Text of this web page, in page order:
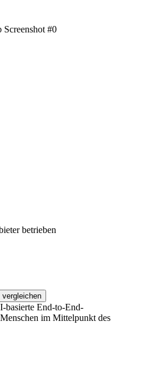
betrieben
vergleichen
basierte End-to-End-
im Mittelpunkt des